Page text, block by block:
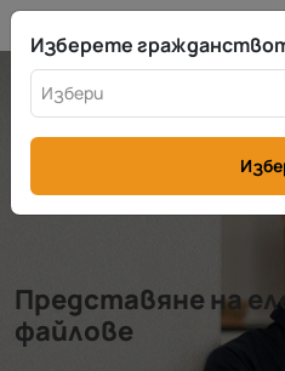
Представяне на
файлове
Изберете
Избери